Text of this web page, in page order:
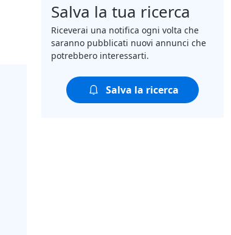
Salva la tua ricerca
Riceverai una notifica ogni volta che
saranno pubblicati nuovi annunci che
potrebbero interessarti.
Salva la ricerca